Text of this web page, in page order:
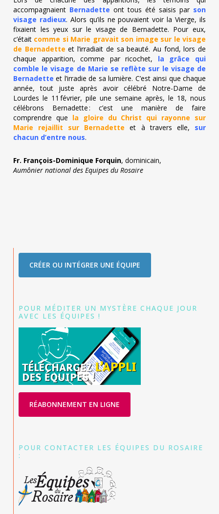
accompagnaient Bernadette ont tous été saisis par son
visage radieux. Alors qu’ils ne pouvaient voir la Vierge, ils
fixaient les yeux sur le visage de Bernadette. Pour eux,
c’était comme si Marie gravait son image sur le visage
de Bernadette et l’irradiait de sa beauté. Au fond, lors de
chaque apparition, comme par ricochet, la grâce qui
comble le visage de Marie se reflète sur le visage de
Bernadette et l’irradie de sa lumière. C’est ainsi que chaque
année, tout juste après avoir célébré Notre-Dame de
Lourdes le 11 février, pile une semaine après, le 18, nous
célébrons Bernadette : c’est une manière de faire
comprendre que la gloire du Christ qui rayonne sur
Marie rejaillit sur Bernadette et à travers elle, sur
chacun d’entre nous.
Fr. François-Dominique Forquin, dominicain,
Aumônier national des Equipes du Rosaire
CRÉER OU INTÉGRER UNE ÉQUIPE
POUR MÉDITER UN MYSTÈRE CHAQUE JOUR
AVEC LES ÉQUIPES !
RÉABONNEMENT EN LIGNE
POUR CONTACTER LES ÉQUIPES DU ROSAIRE
: